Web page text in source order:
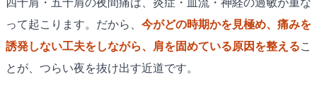
四十肩・五十肩の夜間痛は、炎症・血流・神経の過敏が重な
って起こります。だから、 今がどの時期かを見極め、痛みを
誘発しない工夫をしながら、肩を固めている原因を整えるこ
とが、つらい夜を抜け出す近道です。